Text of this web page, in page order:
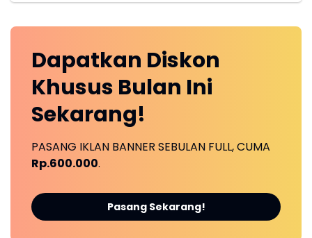
Dapatkan Diskon
Khusus Bulan Ini
Sekarang!
PASANG IKLAN BANNER SEBULAN FULL, CUMA
Rp.600.000.
Pasang Sekarang!